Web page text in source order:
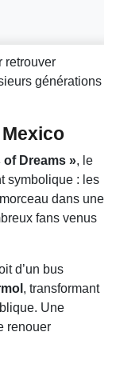
retrouver
générations
of Dreams », le
symbolique : les
dans une
fans venus
d’un bus
, transformant
Une
renouer